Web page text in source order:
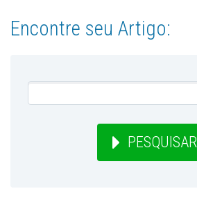
Encontre seu Artigo:
PESQUISAR